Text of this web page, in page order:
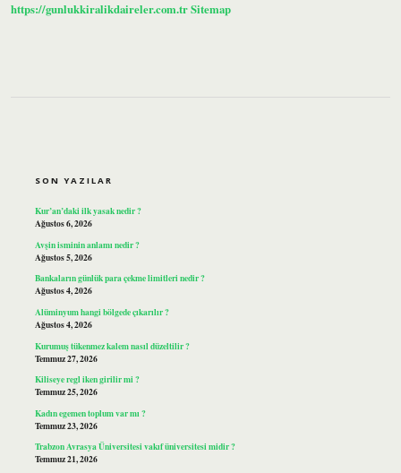
https://gunlukkiralikdaireler.com.trSitemap
SON YAZILAR
Kur’an’daki ilk yasak nedir ?
Ağustos 6, 2026
Avşin isminin anlamı nedir ?
Ağustos 5, 2026
Bankaların günlük para çekme limitleri nedir ?
Ağustos 4, 2026
Alüminyum hangi bölgede çıkarılır ?
Ağustos 4, 2026
Kurumuş tükenmez kalem nasıl düzeltilir ?
Temmuz 27, 2026
Kiliseye regl iken girilir mi ?
Temmuz 25, 2026
Kadın egemen toplum var mı ?
Temmuz 23, 2026
Trabzon Avrasya Üniversitesi vakıf üniversitesi midir ?
Temmuz 21, 2026